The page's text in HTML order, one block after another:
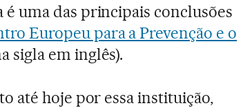
é uma das principais conclusões
Europeu para a Prevenção e o
sigla em inglês).
até hoje por essa instituição,